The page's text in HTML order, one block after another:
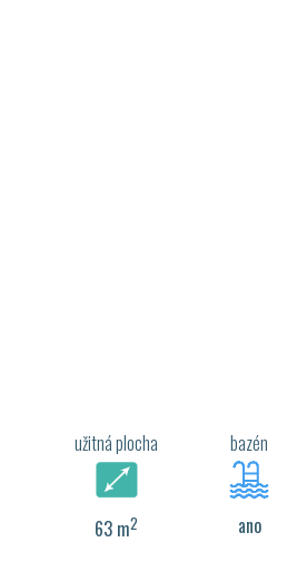
užitná plocha
63 m2
bazén
ano